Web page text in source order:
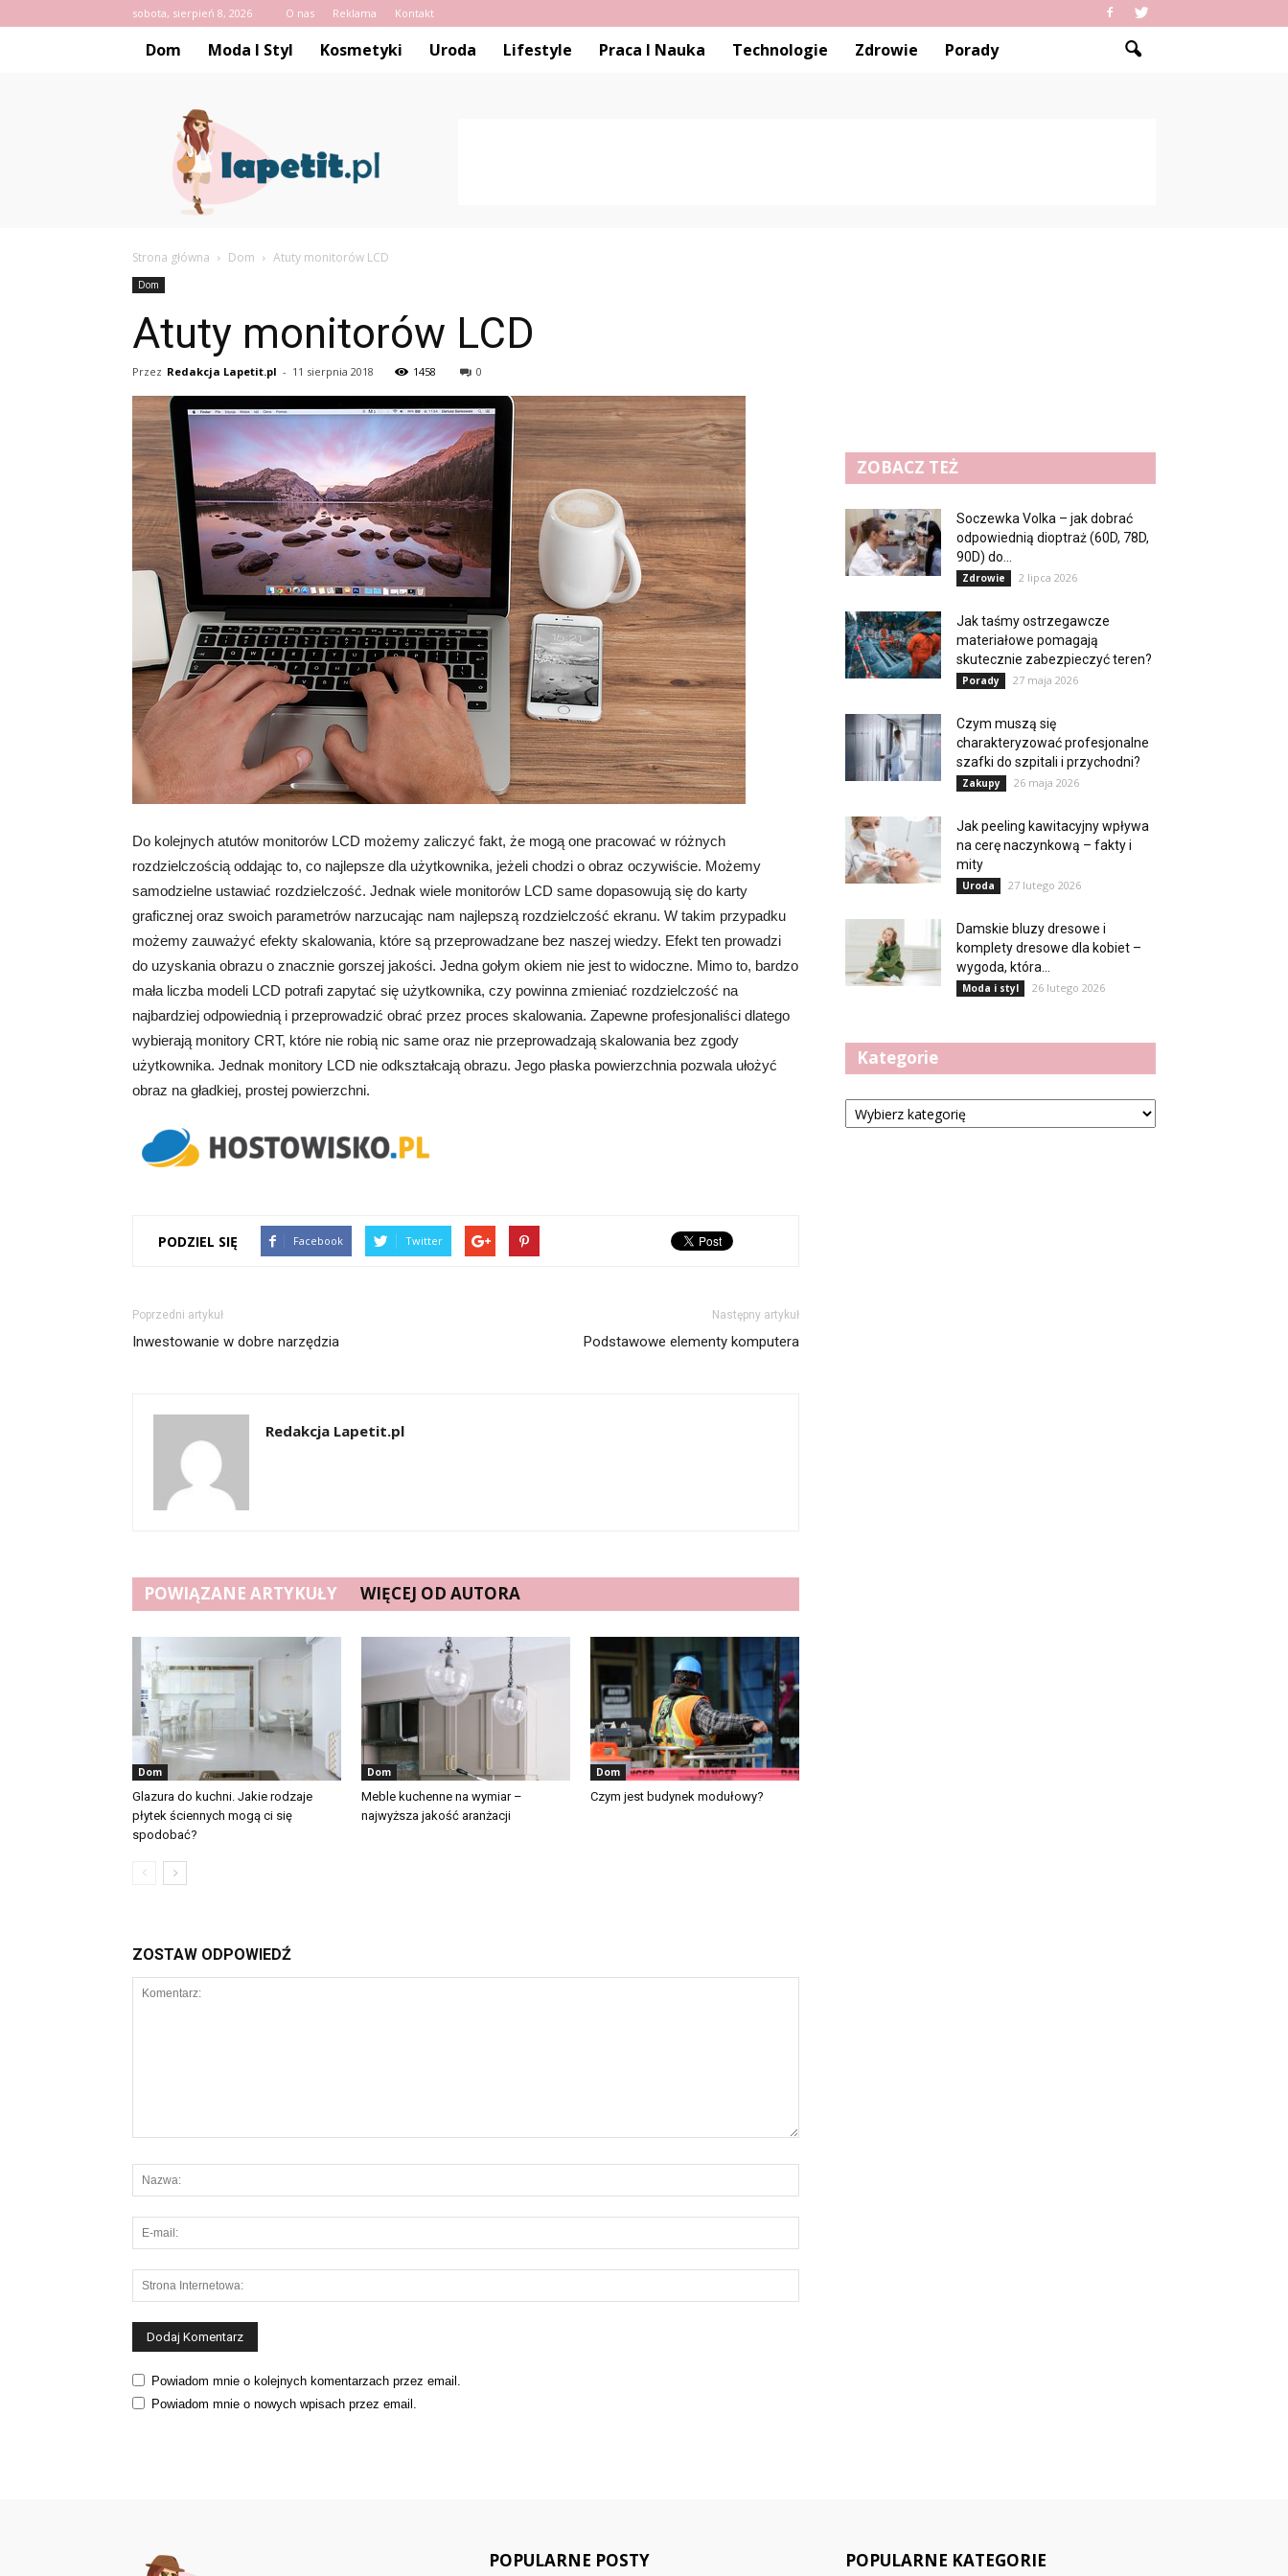
sobota, sierpień 8, 2026 O nas Reklama Kontakt
Dom Moda I Styl Kosmetyki Uroda Lifestyle Praca I Nauka Technologie Zdrowie Porady
Lapetit.pl
Strona główna Dom Atuty monitorów LCD
Dom
Atuty monitorów LCD
Przez Redakcja Lapetit.pl - 11 sierpnia 2018 1458 0
Do kolejnych atutów monitorów LCD możemy zaliczyć fakt, że mogą one pracować w różnych
rozdzielczością oddając to, co najlepsze dla użytkownika, jeżeli chodzi o obraz oczywiście. Możemy
samodzielne ustawiać rozdzielczość. Jednak wiele monitorów LCD same dopasowują się do karty
graficznej oraz swoich parametrów narzucając nam najlepszą rozdzielczość ekranu. W takim przypadku
możemy zauważyć efekty skalowania, które są przeprowadzane bez naszej wiedzy. Efekt ten prowadzi
do uzyskania obrazu o znacznie gorszej jakości. Jedna gołym okiem nie jest to widoczne. Mimo to, bardzo
mała liczba modeli LCD potrafi zapytać się użytkownika, czy powinna zmieniać rozdzielczość na
najbardziej odpowiednią i przeprowadzić obrać przez proces skalowania. Zapewne profesjonaliści dlatego
wybierają monitory CRT, które nie robią nic same oraz nie przeprowadzają skalowania bez zgody
użytkownika. Jednak monitory LCD nie odkształcają obrazu. Jego płaska powierzchnia pozwala ułożyć
obraz na gładkiej, prostej powierzchni.
PODZIEL SIĘ Facebook Twitter
Poprzedni artykuł
Inwestowanie w dobre narzędzia
Następny artykuł
Podstawowe elementy komputera
Redakcja Lapetit.pl
POWIĄZANE ARTYKUŁY WIĘCEJ OD AUTORA
Dom
Glazura do kuchni. Jakie rodzaje
płytek ściennych mogą ci się
spodobać?
Dom
Meble kuchenne na wymiar –
najwyższa jakość aranżacji
Dom
Czym jest budynek modułowy?
ZOSTAW ODPOWIEDŹ
Powiadom mnie o kolejnych komentarzach przez email.
Powiadom mnie o nowych wpisach przez email.
ZOBACZ TEŻ
Soczewka Volka – jak dobrać
odpowiednią dioptraż (60D, 78D,
90D) do...
Zdrowie 2 lipca 2026
Jak taśmy ostrzegawcze
materiałowe pomagają
skutecznie zabezpieczyć teren?
Porady 27 maja 2026
Czym muszą się
charakteryzować profesjonalne
szafki do szpitali i przychodni?
Zakupy 26 maja 2026
Jak peeling kawitacyjny wpływa
na cerę naczynkową – fakty i
mity
Uroda 27 lutego 2026
Damskie bluzy dresowe i
komplety dresowe dla kobiet –
wygoda, która...
Moda i styl 26 lutego 2026
Kategorie
Kategorie
POPULARNE POSTY POPULARNE KATEGORIE